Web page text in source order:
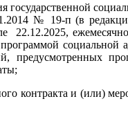
государственной
№ 19-п (в
22.12.2025,
социальной
предусмотренных
контракта и (или)